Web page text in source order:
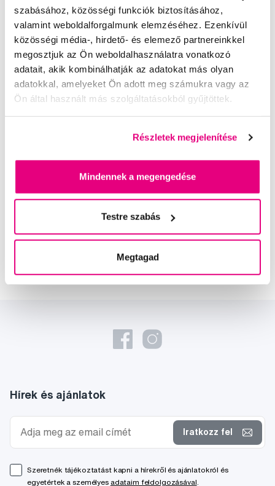
szabásához, közösségi funkciók biztosításához,
valamint weboldalforgalmunk elemzéséhez. Ezenkívül
közösségi média-, hirdető- és elemező partnereinkkel
megosztjuk az Ön weboldalhasználatra vonatkozó
adatait, akik kombinálhatják az adatokat más olyan
adatokkal, amelyeket Ön adott meg számukra vagy az
Ön által használt más szolgáltatásokból gyűjtöttek.
Részletek megjelenítése
Mindennek a megengedése
Testre szabás
Megtagad
Segítünk
Írjon szakértőinknek
a Profimed dentálhigiénikusa, egyetemi
oktató
a Profimed fogorvosa, Lioral Fogászati
és Szájsebészeti Klinika
Hírek és ajánlatok
Iratkozz fel
Szeretnék tájékoztatást kapni a hírekről és ajánlatokról és
egyetértek a személyes adataim feldolgozásával